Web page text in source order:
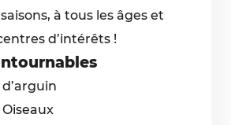
à tous les âges et
d’intérêts !
Oiseaux